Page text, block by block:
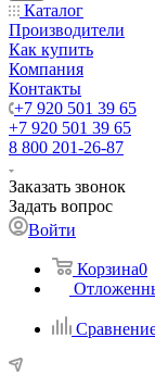
Каталог
Производители
Как купить
Компания
Контакты
+7 920 501 39 65
+7 920 501 39 65
8 800 201-26-87
Заказать звонок
Задать вопрос
Войти
Корзина0